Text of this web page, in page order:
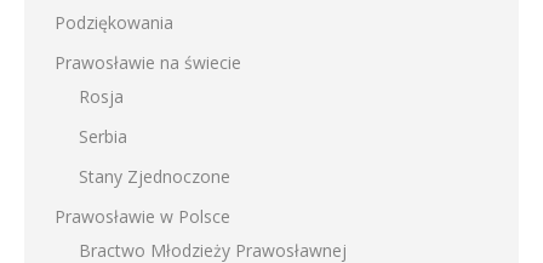
Podziękowania
Prawosławie na świecie
Rosja
Serbia
Stany Zjednoczone
Prawosławie w Polsce
Bractwo Młodzieży Prawosławnej